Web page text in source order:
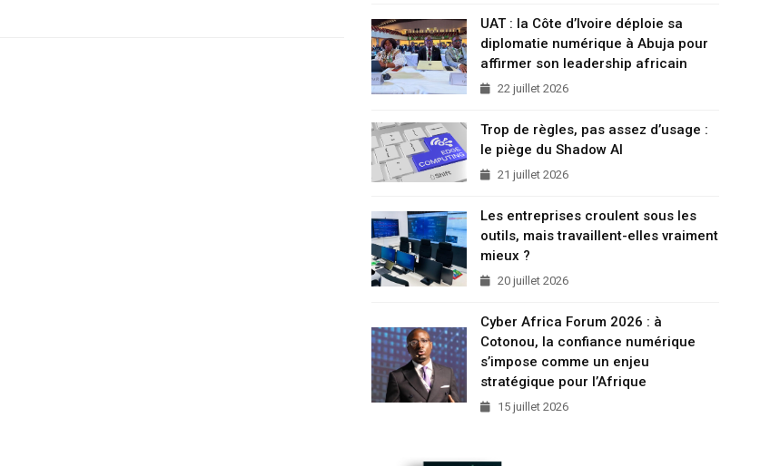
UAT : la Côte d’Ivoire déploie sa
diplomatie numérique à Abuja pour
affirmer son leadership africain
22 juillet 2026
Trop de règles, pas assez d’usage :
le piège du Shadow AI
21 juillet 2026
Les entreprises croulent sous les
outils, mais travaillent-elles vraiment
mieux ?
20 juillet 2026
Cyber Africa Forum 2026 : à
Cotonou, la confiance numérique
s’impose comme un enjeu
stratégique pour l’Afrique
15 juillet 2026